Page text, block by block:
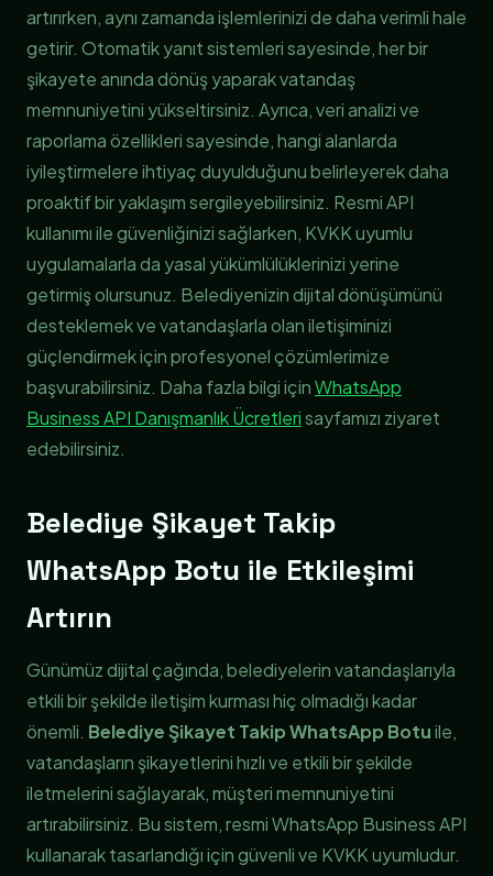
artırırken, aynı zamanda işlemlerinizi de daha verimli hale
getirir. Otomatik yanıt sistemleri sayesinde, her bir
şikayete anında dönüş yaparak vatandaş
memnuniyetini yükseltirsiniz. Ayrıca, veri analizi ve
raporlama özellikleri sayesinde, hangi alanlarda
iyileştirmelere ihtiyaç duyulduğunu belirleyerek daha
proaktif bir yaklaşım sergileyebilirsiniz. Resmi API
kullanımı ile güvenliğinizi sağlarken, KVKK uyumlu
uygulamalarla da yasal yükümlülüklerinizi yerine
getirmiş olursunuz. Belediyenizin dijital dönüşümünü
desteklemek ve vatandaşlarla olan iletişiminizi
güçlendirmek için profesyonel çözümlerimize
başvurabilirsiniz. Daha fazla bilgi içinWhatsApp
Business API Danışmanlık Ücretlerisayfamızı ziyaret
edebilirsiniz.
Belediye Şikayet Takip
WhatsApp Botu ile Etkileşimi
Artırın
Günümüz dijital çağında, belediyelerin vatandaşlarıyla
etkili bir şekilde iletişim kurması hiç olmadığı kadar
önemli. Belediye Şikayet Takip WhatsApp Botuile,
vatandaşların şikayetlerini hızlı ve etkili bir şekilde
iletmelerini sağlayarak, müşteri memnuniyetini
artırabilirsiniz. Bu sistem, resmi WhatsApp Business API
kullanarak tasarlandığı için güvenli ve KVKK uyumludur.